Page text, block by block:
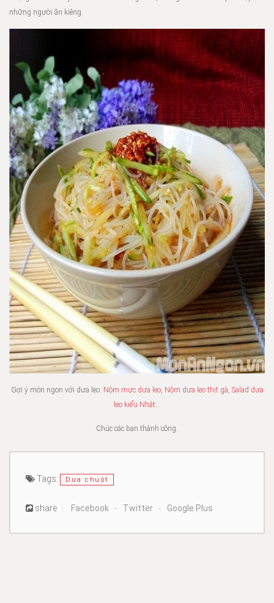
những người ăn kiêng.
Gợi ý món ngon với dưa leo: Nộm mực dưa leo, Nộm dưa leo thịt gà, Salad dưa
leo kiểu Nhật…
Chúc các bạn thành công.
Tags: Dưa chuột
share Facebook Twitter Google Plus